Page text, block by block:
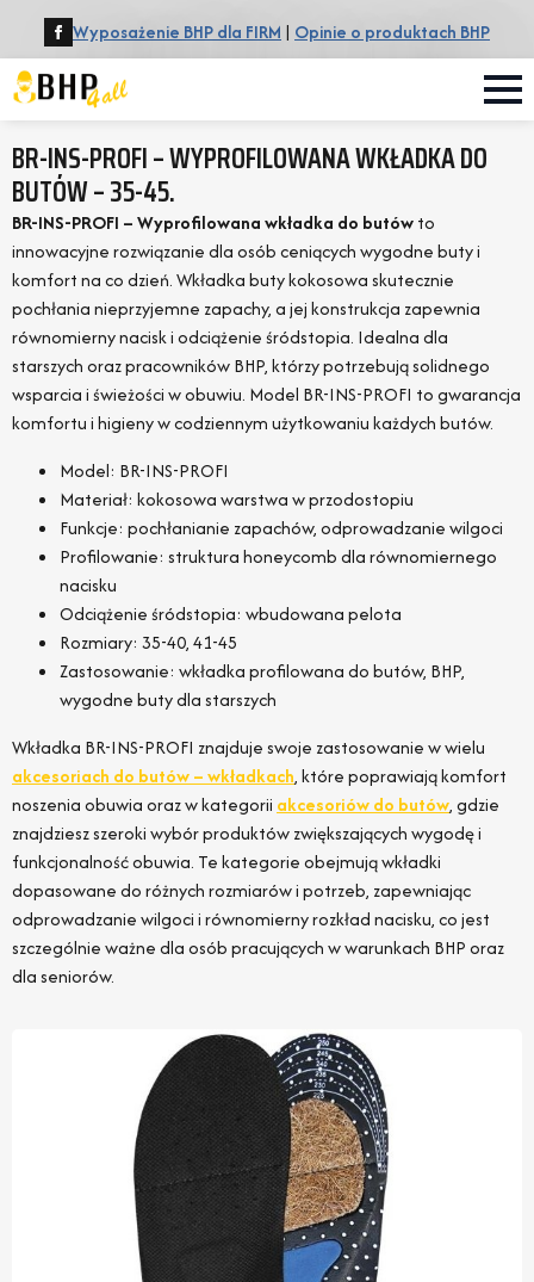
Wyposażenie BHP dla FIRM | Opinie o produktach BHP
BR-INS-PROFI – WYPROFILOWANA WKŁADKA DO
BUTÓW – 35-45.
BR-INS-PROFI – Wyprofilowana wkładka do butówto
innowacyjne rozwiązanie dla osób ceniących wygodne buty i
komfort na co dzień. Wkładka buty kokosowa skutecznie
pochłania nieprzyjemne zapachy, a jej konstrukcja zapewnia
równomierny nacisk i odciążenie śródstopia. Idealna dla
starszych oraz pracowników BHP, którzy potrzebują solidnego
wsparcia i świeżości w obuwiu. Model BR-INS-PROFI to gwarancja
komfortu i higieny w codziennym użytkowaniu każdych butów.
Model: BR-INS-PROFI
Materiał: kokosowa warstwa w przodostopiu
Funkcje: pochłanianie zapachów, odprowadzanie wilgoci
Profilowanie: struktura honeycomb dla równomiernego
nacisku
Odciążenie śródstopia: wbudowana pelota
Rozmiary: 35-40, 41-45
Zastosowanie: wkładka profilowana do butów, BHP,
wygodne buty dla starszych
Wkładka BR-INS-PROFI znajduje swoje zastosowanie w wielu
akcesoriach do butów – wkładkach, które poprawiają komfort
noszenia obuwia oraz w kategorii akcesoriów do butów, gdzie
znajdziesz szeroki wybór produktów zwiększających wygodę i
funkcjonalność obuwia. Te kategorie obejmują wkładki
dopasowane do różnych rozmiarów i potrzeb, zapewniając
odprowadzanie wilgoci i równomierny rozkład nacisku, co jest
szczególnie ważne dla osób pracujących w warunkach BHP oraz
dla seniorów.